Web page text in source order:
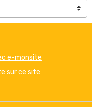
e-monsite
sur ce site